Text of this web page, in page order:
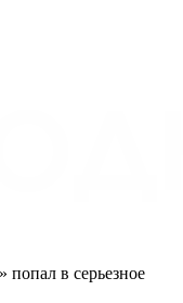
попал в серьезное